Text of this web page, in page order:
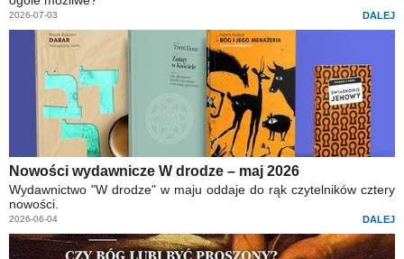
2026-07-03 DALEJ
Nowości wydawnicze W drodze – maj 2026
Wydawnictwo "W drodze" w maju oddaje do rąk czytelników cztery
nowości.
2026-06-04 DALEJ